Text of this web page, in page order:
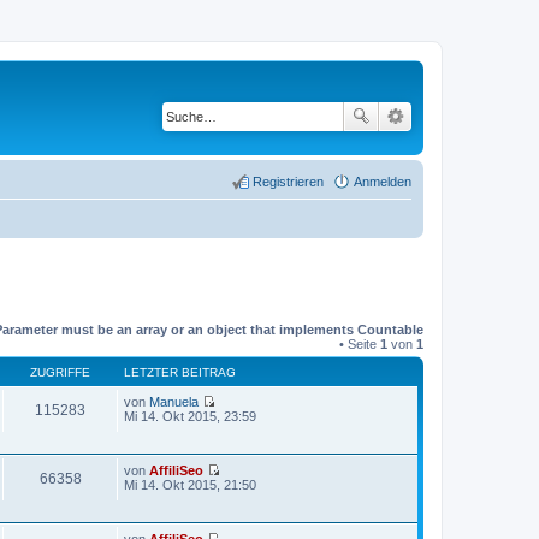
Anmelden
Registrieren
must be an array or an object that implements Countable
• Seite 1 von 1
ZUGRIFFE LETZTER BEITRAG
115283 von Manuela
N
e
e
s
t
Mi 14. Okt 2015, 23:59
66358 von AffiliSeo
N
e
Mi 14. Okt 2015, 21:50